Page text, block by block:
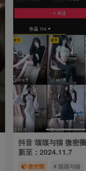
抖音 颉颉与猫 微密
新至：2024.11.7
微密圈 # 颉颉与猫